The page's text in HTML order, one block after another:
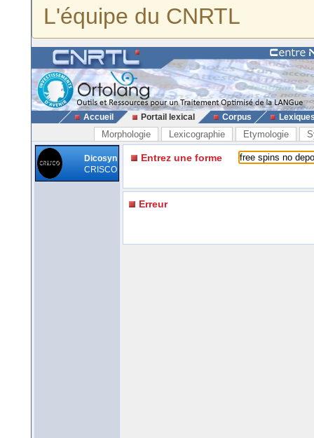
L'équipe du CNRTL
Accueil Portail lexical Corpus
Morphologie Lexicographie Etymologie
Dicosyn
CRISCO
Entrez une forme
Erreur